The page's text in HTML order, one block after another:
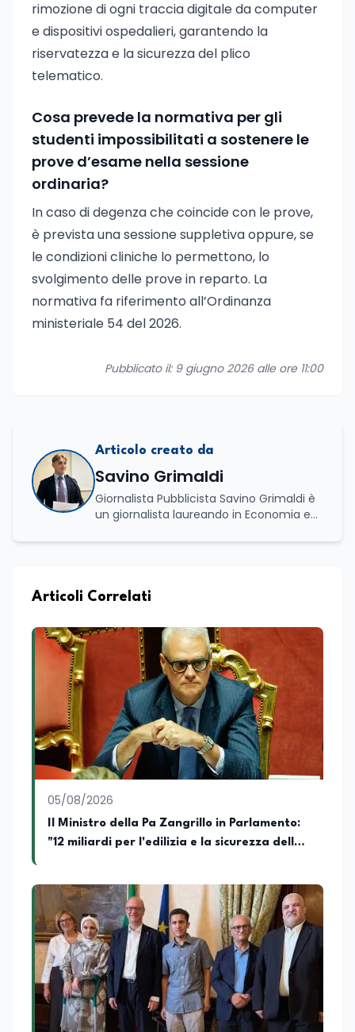
rimozione di ogni traccia digitale da computer
e dispositivi ospedalieri, garantendo la
riservatezza e la sicurezza del plico
telematico.
Cosa prevede la normativa per gli
studenti impossibilitati a sostenere le
prove d’esame nella sessione
ordinaria?
In caso di degenza che coincide con le prove,
è prevista una sessione suppletiva oppure, se
le condizioni cliniche lo permettono, lo
svolgimento delle prove in reparto. La
normativa fa riferimento all’Ordinanza
ministeriale 54 del 2026.
Pubblicato il: 9 giugno 2026 alle ore 11:00
Articolo creato da
Savino Grimaldi
Giornalista Pubblicista Savino Grimaldi è
un giornalista laureando in Economia e
maturata nel settore della formazione.
professionale, distinguendosi per una
attive del lavoro e delle dinamiche che
legano istruzione, occupazione e
sviluppo delle competenze. Alla
preparazione economica e professionale
affianca una grande passione per la
lettura e per il giornalismo, che ne
arricchiscono il profilo umano e
culturale. Spazia con disinvoltura tra
diverse tematiche, offrendo sempre il
proprio punto di vista con equilibrio,
sensibilità e spirito critico.
Articoli Correlati
05/08/2026
Il Ministro della Pa Zangrillo in Parlamento:
"12 miliardi per l'edilizia e la sicurezza delle